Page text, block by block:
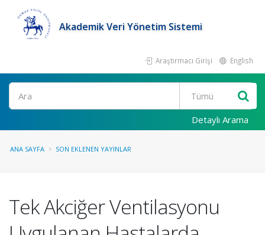
Akademik Veri Yönetim Sistemi
Araştırmacı Girişi English
Ara
Detaylı Arama
ANA SAYFA SON EKLENEN YAYINLAR
Tek Akciğer Ventilasyonu